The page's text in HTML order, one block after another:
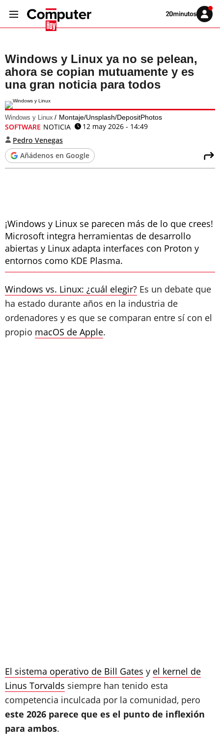
Volver
Iniciar
sesión
Windows y Linux ya no se pelean,
ahora se copian mutuamente y es
una gran noticia para todos
Windows y Linux Montaje/Unsplash/DepositPhotos
SOFTWARE NOTICIA
12 may 2026 - 14:49
Pedro Venegas
Añádenos en Google
¡Windows y Linux se parecen más de lo que crees!
Microsoft integra herramientas de desarrollo
abiertas y Linux adapta interfaces con Proton y
entornos como KDE Plasma.
Windows vs. Linux: ¿cuál elegir? Es un debate que
ha estado durante años en la industria de
ordenadores y es que se comparan entre sí con el
propio macOS de Apple.
El sistema operativo de Bill Gates y el kernel de
Linus Torvalds siempre han tenido esta
competencia inculcada por la comunidad, pero
este 2026 parece que es el punto de inflexión
para ambos.